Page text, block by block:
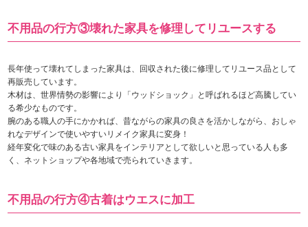
不用品の行方③壊れた家具を修理してリユースする
長年使って壊れてしまった家具は、回収された後に修理してリユース品として
再販売しています。
木材は、世界情勢の影響により「ウッドショック」と呼ばれるほど高騰してい
る希少なものです。
腕のある職人の手にかかれば、昔ながらの家具の良さを活かしながら、おしゃ
れなデザインで使いやすいリメイク家具に変身！
経年変化で味のある古い家具をインテリアとして欲しいと思っている人も多
く、ネットショップや各地域で売られていきます。
不用品の行方④古着はウエスに加工